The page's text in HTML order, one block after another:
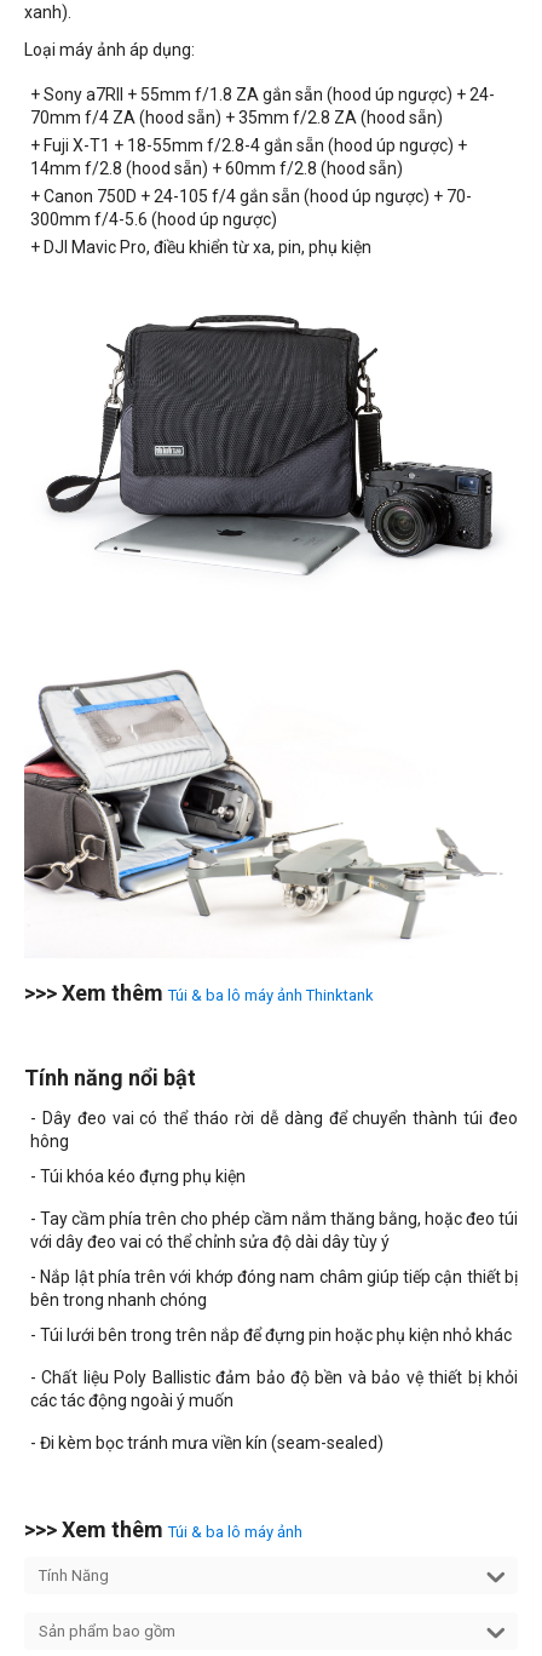
xanh).
Loại máy ảnh áp dụng:
+ Sony a7RII + 55mm f/1.8 ZA gắn sẵn (hood úp ngược) + 24-
70mm f/4 ZA (hood sẵn) + 35mm f/2.8 ZA (hood sẵn)
+ Fuji X-T1 + 18-55mm f/2.8-4 gắn sẵn (hood úp ngược) +
14mm f/2.8 (hood sẵn) + 60mm f/2.8 (hood sẵn)
+ Canon 750D + 24-105 f/4 gắn sẵn (hood úp ngược) + 70-
300mm f/4-5.6 (hood úp ngược)
+ DJI Mavic Pro, điều khiển từ xa, pin, phụ kiện
>>> Xem thêmTúi & ba lô máy ảnh Thinktank
Tính năng nổi bật
- Dây đeo vai có thể tháo rời dễ dàng để chuyển thành túi đeo
hông
- Túi khóa kéo đựng phụ kiện
- Tay cầm phía trên cho phép cầm nắm thăng bằng, hoặc đeo túi
với dây đeo vai có thể chỉnh sửa độ dài dây tùy ý
- Nắp lật phía trên với khớp đóng nam châm giúp tiếp cận thiết bị
bên trong nhanh chóng
- Túi lưới bên trong trên nắp để đựng pin hoặc phụ kiện nhỏ khác
- Chất liệu Poly Ballistic đảm bảo độ bền và bảo vệ thiết bị khỏi
các tác động ngoài ý muốn
- Đi kèm bọc tránh mưa viền kín (seam-sealed)
>>> Xem thêmTúi & ba lô máy ảnh
Tính Năng
Sản phẩm bao gồm